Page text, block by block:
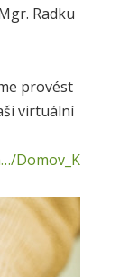
Radku
provést
virtuální
Domov_K